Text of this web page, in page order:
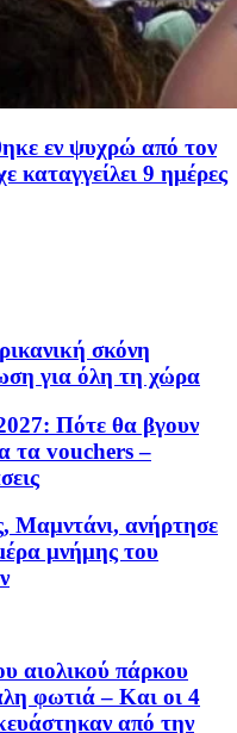
εν ψυχρώ από τον
καταγγείλει 9 ημέρες
σκόνη
για όλη τη χώρα
Πότε θα βγουν
τα vouchers –
Μαμντάνι, ανήρτησε
μνήμης του
αιολικού πάρκου
φωτιά – Και οι 4
από την